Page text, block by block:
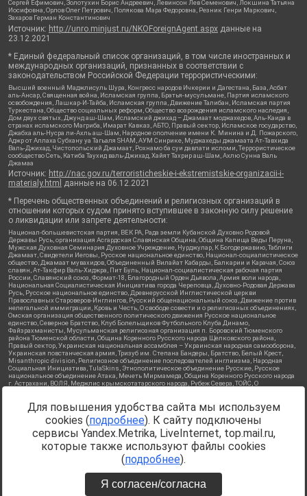
Сергей Ефимович, Золотухин Борис Андреевич, Левинсон Лев Семенович, Локшина Татьяна
Иосифовна, Орлов Олег Петрович, Полякова Мара Федоровна, Резник Генри Маркович,
Захаров Герман Константинович
Источник: http://unro.minjust.ru/NKOForeignAgent.aspx данные на
23.12.2021
* Единый федеральный список организаций, в том числе иностранных и
международных организаций, признанных в соответствии с
законодательством Российской Федерации террористическими:
Высший военный Маджлисуль Шура, Конгресс народов Ичкерии и Дагестана, База, Асбат
аль-Ансар, Священная война, Исламская группа, Братья-мусульмане, Партия исламского
освобождения, Лашкар-И-Тайба, Исламская группа, Движение Талибан, Исламская партия
Туркестана, Общество социальных реформ, Общество возрождения исламского наследия,
Дом двух святых, Джунд аш-Шам, Исламский джихад – Джамаат моджахедов, Аль-Каида в
странах исламского Магриба, Имарат Кавказ, АБТО, Правый сектор, Исламское государство,
Джабха аль-Нусра ли-Ахль аш-Шам, Народное ополчение имени К. Минина и Д. Пожарского,
Аджр от Аллаха Субхану уа Тагьаля SHAM, АУМ Синрике, Муджахеды джамаата Ат-Тавхида
Валь-Джихад, Чистопольский Джамаат, Рохнамо ба суи давлати исломи, Террористическое
сообщество Сеть, Катиба Таухид валь-Джихад, Хайят Тахрир аш-Шам, Ахлю Сунна Валь
Джамаа
Источник: http://nac.gov.ru/terroristicheskie-i-ekstremistskie-organizacii-i-
materialy.html данные на 06.12.2021
* Перечень общественных объединений и религиозных организаций в
отношении которых судом принято вступившее в законную силу решение
о ликвидации или запрете деятельности:
Национал-большевистская партия, ВЕК РА, Рада земли Кубанской Духовно Родовой
Державы Русь, организация Асгардская Славянская Община, Община Капища Веды Перуна,
Мужская Духовная Семинария Духовное Учреждение, Нурджулар, К Богодержавию, Таблиги
Джамаат, Свидетели Иеговы, Русское национальное единство, Национал-социалистическое
общество, Джамаат мувахидов, Объединенный Вилайат Кабарды, Балкарии и Карачая, Союз
славян, Ат-Такфир Валь-Хиджра, Пит Буль, Национал-социалистическая рабочая партия
России, Славянский союз, Формат-18, Благородный Орден Дьявола, Армия воли народа,
Национальная Социалистическая Инициатива города Череповца, Духовно-Родовая Держава
Русь, Русское национальное единство, Древнерусской Инглистической церкви
Православных Староверов-Инглингов, Русский общенациональный союз, Движение против
нелегальной иммиграции, Кровь и Честь, О свободе совести и о религиозных объединениях,
Омская организация общественного политического движения Русское национальное
единство, Северное Братство, Клуб Болельщиков Футбольного Клуба Динамо,
Файзрахманисты, Мусульманская религиозная организация п. Боровский Тюменского
района Тюменской области, Община Коренного Русского народа Щелковского района,
Правый сектор, Украинская национальная ассамблея – Украинская народная самооборона,
Украинская повстанческая армия, Тризуб им. Степана Бандеры, Братство, Белый Крест,
Misanthropic division, Религиозное объединение последователей инглиизма, Народная
Социальная Инициатива, TulaSkins, Этнополитическое объединение Русские, Русское
национальное объединение Атака, Мечеть Мирмамеда, Община Коренного Русского народа
г. Астрахани, ВОЛЯ, Меджлис крымскотатарского народа, Рубеж Севера, ТОЙС, О
правозащитная группа МПГ, Курсом Правды и Единения, Каракольская инициативная
группа, Автоград Крю, Союз Славянских Сил Руси, Алля-Аят, Благотворительный пансионат
Ак Умут, Русская республика Русь, Арестантское уголовное единство, Башкорт, Нация и
свобода, W.H.С., Фалунь Дафа, Иртыш Ultras, Русский Патриотический клуб-Новокузнецк/
РПК, Сибирский державный союз, Фонд борьбы с коррупцией, Фонд защиты прав граждан,
Штабы Навального, Совет граждан СССР Прикубанского округа г. Краснодара
https://minjust.gov.ru/ru/documents/7822/
Для повышения удобства сайта мы используем
cookies (подробнее). К сайту подключены
сервисы Yandex.Metrika, LiveInternet, top.mail.ru,
которые также используют файлы cookies
(подробнее).
Я согласен/согласна